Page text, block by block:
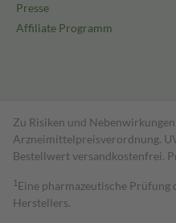
Presse
Affiliate Programm
Zu Risiken und
Arzneimittelpreisverordnung.
Bestell­wert versand­kosten­frei.
1 Eine pharmazeutische
Herstellers.